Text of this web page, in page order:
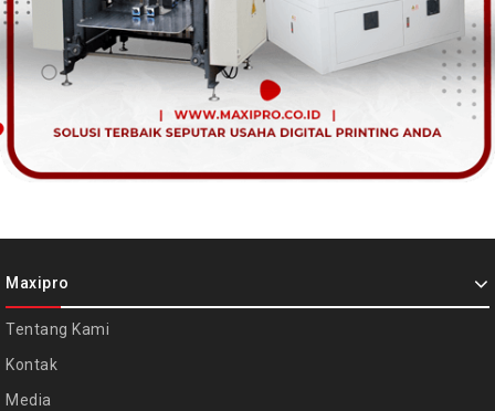
Maxipro
Tentang Kami
Kontak
Media